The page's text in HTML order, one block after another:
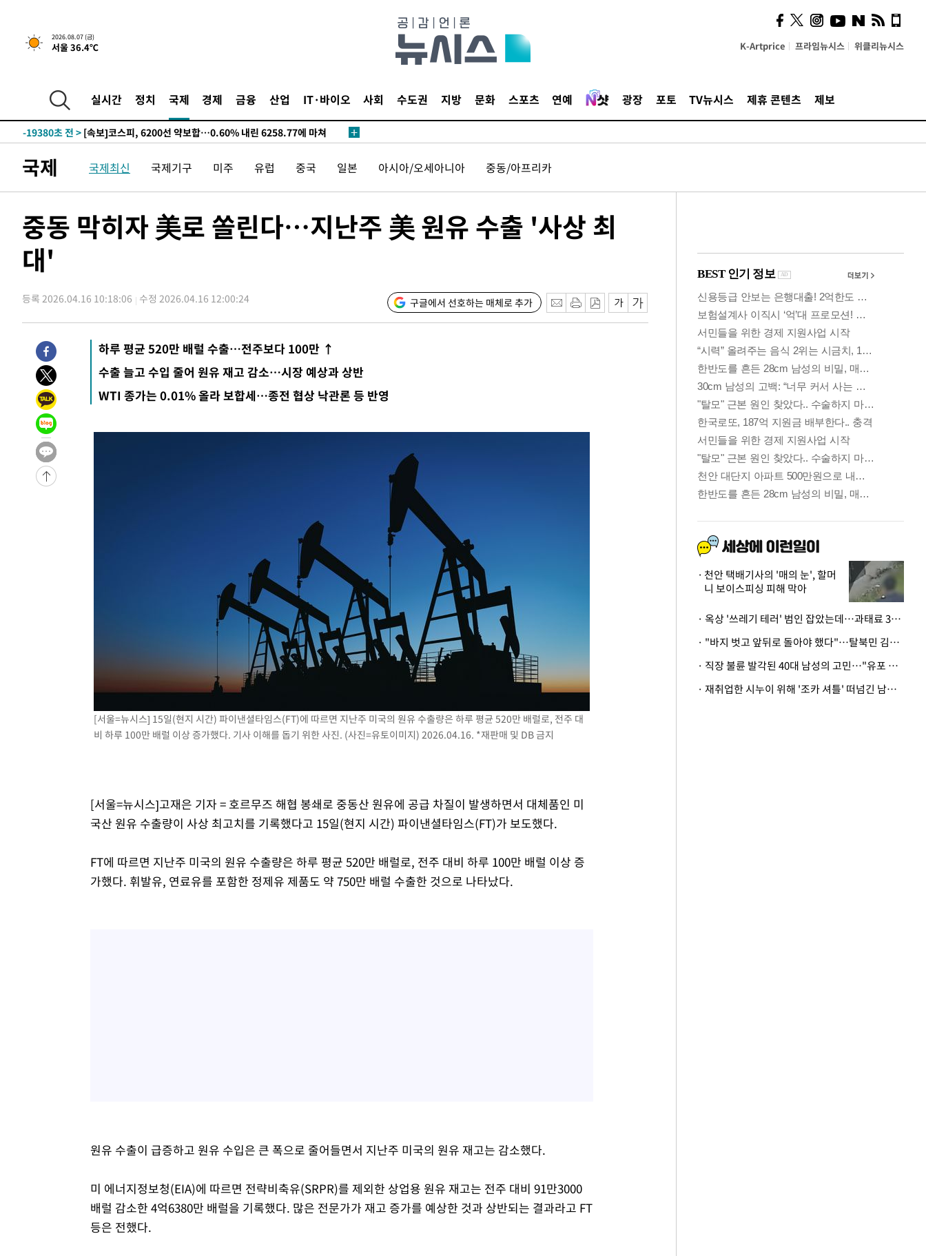
2026.08.07 (금)
서울 36.4℃ K-Artprice 프라임뉴시스 위클리뉴시스
실시간 정치 국제 경제 금융 산업 IT·바이오 사회 수도권 지방 문화 스포츠 연예 광장 포토 TV뉴시스 제휴 콘텐츠 제보
갈 수도
-25278초 전 >낮 최고 37도 찜통더위…곳곳 소나기·강원 많은 비[내일날씨]
-23584초 전 >SK하이닉스, 용인·청주 팹에 54조 투자…"AI 메모리 수요 선제 대
-19693초 전 >
외국인 심판 성 접대 7경기 들여다보니…한국 축구 '5승 2무'
-19427초 전 >
-19380초 전 > [속보]코스피, 6200선 약보합…0.60% 내린 6258.77에 마쳐
-19249초 전 >
[속보] 노원서 40.1도 관측…서울, 2018년 이후 첫 40도
-16339초 전 >[속보]종합특검, '계엄 수용공간 확보' 신용해 前교정본부장 기소
-15183초 전 >11시간 압수수색에 성접대 파문까지…'쑥대밭' 된 축구협회
-14205초 전 >
병태 후임
-10563초 전 >
-3048초 전 >[속보]'채상병 순직 책임' 임성근, 항소심도 징역 3년
-2914초 전 >[속보]종합특검, '관저이전 봐주기 감사' 유병호 구속기소
8분 전 >민주 콩고 에볼라환자 4천명 돌파, 4053명 발생 1850명 사망
-27400초 전 >
"낮 기온 소폭 하락"…수도권 폭염중대경보, 폭염경보로 하향
-27364초 전 >
선포
-27327초 전 >
[단독]중수청 지원 검사들, 정원 초과 시 낮은 계급 임용…희망지 못
갈 수도
-25298초 전 >
-23604초 전 >
응"
-20460초 전 >
-19713초 전 >
[속보]코스피, 6200선 약보합…0.60% 내린 6258.77에 마쳐
[속보] 노원서 40.1도 관측…서울, 2018년 이후 첫 40도
[속보]종합특검, '계엄 수용공간 확보' 신용해 前교정본부장 기소
외신들도 주목한 韓축구 파문…"국민적 공분에 수사 재개"
11시간 압수수색에 성접대 파문까지…'쑥대밭' 된 축구협회
[속보]규제합리화위원회 부위원장에 김태유 서울대 공대 교수…이
[속보]국힘 윤리위, '돌려차기 발언' 진종오·서범수 징계 절차 개시
[속보] 7월 중국 수출 23.9%↑ 수입 27.5%↑…무역총액 25.3%↑
[속보]'채상병 순직 책임' 임성근, 항소심도 징역 3년
[속보]종합특검, '관저이전 봐주기 감사' 유병호 구속기소
민주 콩고 에볼라환자 4천명 돌파, 4053명 발생 1850명 사망
국제 국제최신 국제기구 미주 유럽 중국 일본 아시아/오세아니아 중동/아프리카
중동 막히자 美로 쏠린다…지난주 美 원유 수출 '사상 최
대'
등록 2026.04.16 10:18:06 수정 2026.04.16 12:00:24 구글에서 선호하는 매체로 추가
하루 평균 520만 배럴 수출…전주보다 100만 ↑
수출 늘고 수입 줄어 원유 재고 감소…시장 예상과 상반
WTI 종가는 0.01% 올라 보합세…종전 협상 낙관론 등 반영
[서울=뉴시스] 15일(현지 시간) 파이낸셜타임스(FT)에 따르면 지난주 미국의 원유 수출량은 하루 평균 520만 배럴로, 전주 대
비 하루 100만 배럴 이상 증가했다. 기사 이해를 돕기 위한 사진. (사진=유토이미지) 2026.04.16. *재판매 및 DB 금지
[서울=뉴시스]고재은 기자 = 호르무즈 해협 봉쇄로 중동산 원유에 공급 차질이 발생하면서 대체품인 미
국산 원유 수출량이 사상 최고치를 기록했다고 15일(현지 시간) 파이낸셜타임스(FT)가 보도했다.
FT에 따르면 지난주 미국의 원유 수출량은 하루 평균 520만 배럴로, 전주 대비 하루 100만 배럴 이상 증
가했다. 휘발유, 연료유를 포함한 정제유 제품도 약 750만 배럴 수출한 것으로 나타났다.
원유 수출이 급증하고 원유 수입은 큰 폭으로 줄어들면서 지난주 미국의 원유 재고는 감소했다.
미 에너지정보청(EIA)에 따르면 전략비축유(SRPR)를 제외한 상업용 원유 재고는 전주 대비 91만3000
배럴 감소한 4억6380만 배럴을 기록했다. 많은 전문가가 재고 증가를 예상한 것과 상반되는 결과라고 FT
등은 전했다.
시, 스마트폰 액세서리에
NFC 더했다
천안 택배기사의 '매의 눈', 할머
니 보이스피싱 피해 막아
· 옥상 '쓰레기 테러' 범인 잡았는데…과태료 3만원 처분에 숙박업주 허탈
· "바지 벗고 앞뒤로 돌아야 했다"…탈북민 김서아, 기쁨조 검사 수치심 회상
· 직장 불륜 발각된 40대 남성의 고민…"유포 동료 명예훼손·협박죄 고소 가능할까"
· 재취업한 시누이 위해 '조카 셔틀' 떠넘긴 남편…아내 "난 못한다"